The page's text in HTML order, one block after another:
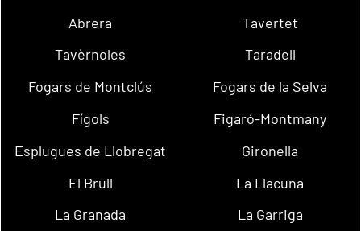
Abrera
Tavertet
Tavèrnoles
Taradell
Fogars de Montclús
Fogars de la Selva
Fígols
Figaró-Montmany
Esplugues de Llobregat
Gironella
El Brull
La Llacuna
La Granada
La Garriga